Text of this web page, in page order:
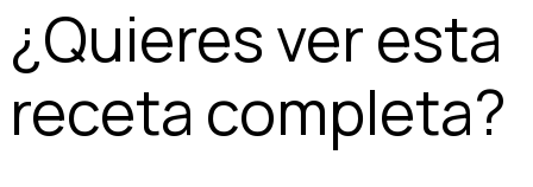
¿Quieres ver esta
receta completa?